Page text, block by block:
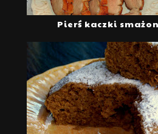
Pierś kaczki